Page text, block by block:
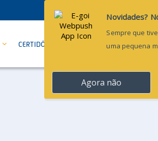
CERTIDÕES CONTATO